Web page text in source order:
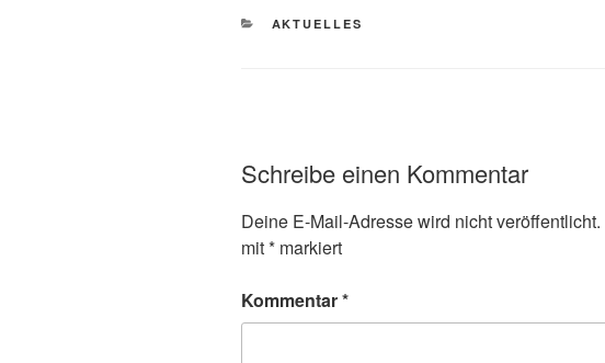
KATEGORIEN
AKTUELLES
Schreibe einen Kommentar
Deine E-Mail-Adresse wird nicht veröffentlicht.
mit* markiert
Kommentar*